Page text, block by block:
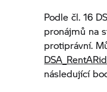
Podle čl. 16
pronájmů na
protiprávní.
následující